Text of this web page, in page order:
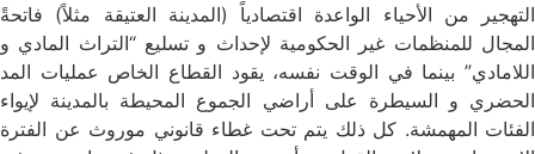
التهجير من الأحياء الواعدة اقتصادياً (المدينة العتيقة مثلاً) فاتحةً
المجال للمنظمات غير الحكومية لإحداث و تسليع “التراث المادي و
اللامادي” بينما في الوقت نفسه، يقود القطاع الخاص عمليات المد
الحضري و السيطرة على أراضي الجموع المحيطة بالمدينة لإيواء
الفئات المهمشة. كل ذلك يتم تحت غطاء قانوني موروث عن الفترة